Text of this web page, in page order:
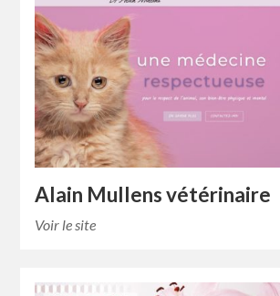
Alain Mullens vétérinaire
Voir le site